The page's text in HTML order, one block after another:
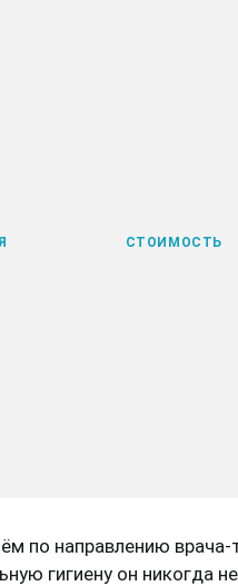
СТОИМОСТЬ
по направлению
гигиену он никогда